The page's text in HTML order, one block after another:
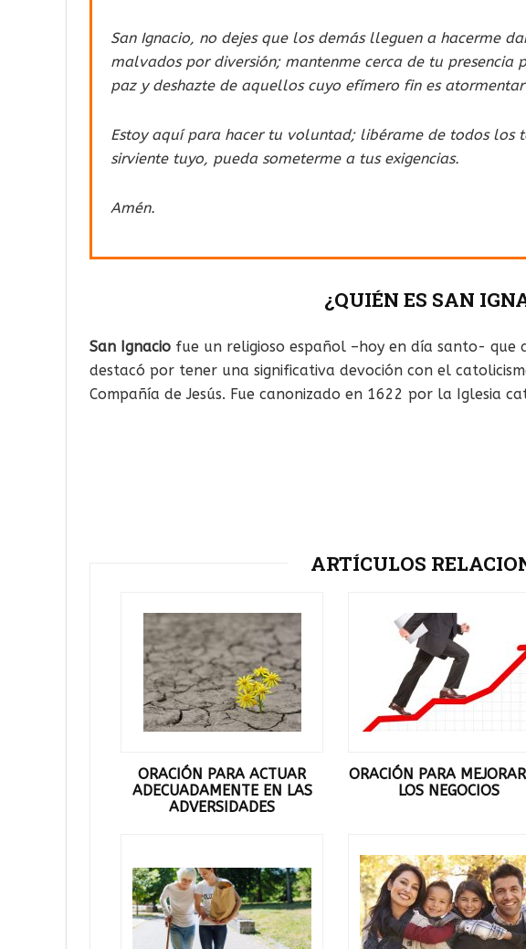
San Ignacio, no dejes que los demás lleguen a hacerme
malvados por diversión; mantenme cerca de tu
paz y deshazte de aquellos cuyo efímero fin es
Estoy aquí para hacer tu voluntad; libérame de todos los
sirviente tuyo, pueda someterme a tus exigencias.
Amén.
¿QUIÉN ES SAN
San Ignacio fue un religioso español –hoy en día santo- que
destacó por tener una significativa devoción con el
Compañía de Jesús. Fue canonizado en 1622 por la Iglesia
ARTÍCULOS
ORACIÓN PARA ACTUAR
ADECUADAMENTE EN LAS
ADVERSIDADES
ORACIÓN PARA
LOS NEGOCIOS